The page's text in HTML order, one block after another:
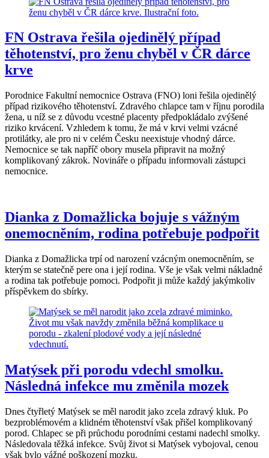
FN Ostrava řešila ojedinělý případ
těhotenství, pro ženu chyběl v ČR dárce
krve
Porodnice Fakultní nemocnice Ostrava (FNO) loni řešila ojedinělý
případ rizikového těhotenství. Zdravého chlapce tam v říjnu porodila
žena, u níž se z důvodu vcestné placenty předpokládalo zvýšené
riziko krvácení. Vzhledem k tomu, že má v krvi velmi vzácné
protilátky, ale pro ni v celém Česku neexistuje vhodný dárce.
Nemocnice se tak napříč obory musela připravit na možný
komplikovaný zákrok. Novináře o případu informovali zástupci
nemocnice.
Dianka z Domažlicka bojuje s vážným
onemocněním, rodina potřebuje podpořit
Dianka z Domažlicka trpí od narození vzácným onemocněním, se
kterým se statečně pere ona i její rodina. Vše je však velmi nákladné
a rodina tak potřebuje pomoci. Podpořit ji může každý jakýmkoliv
příspěvkem do sbírky.
Matýsek při porodu vdechl smolku.
Následná infekce mu změnila mozek
Dnes čtyřletý Matýsek se měl narodit jako zcela zdravý kluk. Po
bezproblémovém a klidném těhotenství však přišel komplikovaný
porod. Chlapec se při průchodu porodními cestami nadechl smolky.
Následovala těžká infekce. Svůj život si Matýsek vybojoval, cenou
však bylo vážné poškození mozku.